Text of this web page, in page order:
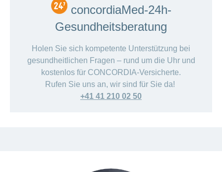
concordiaMed-24h-
Gesundheitsberatung
Holen Sie sich kompetente Unterstützung bei
gesundheitlichen Fragen – rund um die Uhr und
kostenlos für CONCORDIA-Versicherte.
Rufen Sie uns an, wir sind für Sie da!
+41 41 210 02 50